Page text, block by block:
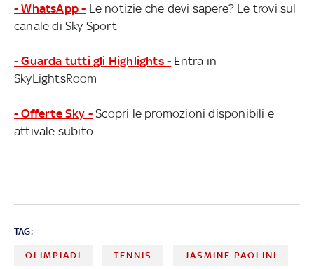
- WhatsApp - Le notizie che devi sapere? Le trovi sul
canale di Sky Sport
- Guarda tutti gli Highlights - Entra in
SkyLightsRoom
- Offerte Sky - Scopri le promozioni disponibili e
attivale subito
TAG:
OLIMPIADI TENNIS JASMINE PAOLINI